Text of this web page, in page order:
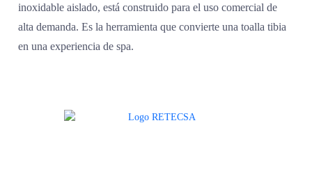
inoxidable aislado, está construido para el uso comercial de
alta demanda. Es la herramienta que convierte una toalla tibia
en una experiencia de spa.